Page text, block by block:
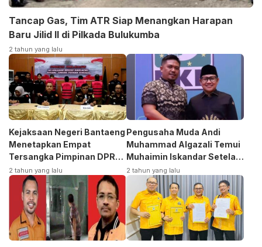
Tancap Gas, Tim ATR Siap Menangkan Harapan
Baru Jilid II di Pilkada Bulukumba
2 tahun yang lalu
Kejaksaan Negeri Bantaeng
Menetapkan Empat
Tersangka Pimpinan DPRD
Kasus Korupsi
2 tahun yang lalu
Pengusaha Muda Andi
Muhammad Algazali Temui
Muhaimin Iskandar Setela
Ambil Formulir Bakal Calon
Bupati ke PKB
2 tahun yang lalu